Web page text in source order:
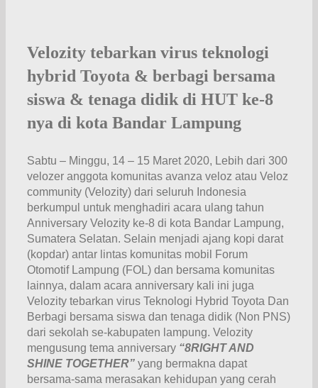
Velozity tebarkan virus teknologi
hybrid Toyota & berbagi bersama
siswa & tenaga didik di HUT ke-8
nya di kota Bandar Lampung
Sabtu – Minggu, 14 – 15 Maret 2020, Lebih dari 300
velozer anggota komunitas avanza veloz atau Veloz
community (Velozity) dari seluruh Indonesia
berkumpul untuk menghadiri acara ulang tahun
Anniversary Velozity ke-8 di kota Bandar Lampung,
Sumatera Selatan. Selain menjadi ajang kopi darat
(kopdar) antar lintas komunitas mobil Forum
Otomotif Lampung (FOL) dan bersama komunitas
lainnya, dalam acara anniversary kali ini juga
Velozity tebarkan virus Teknologi Hybrid Toyota Dan
Berbagi bersama siswa dan tenaga didik (Non PNS)
dari sekolah se-kabupaten lampung. Velozity
mengusung tema anniversary “8RIGHT AND
SHINE TOGETHER” yang bermakna dapat
bersama-sama merasakan kehidupan yang cerah